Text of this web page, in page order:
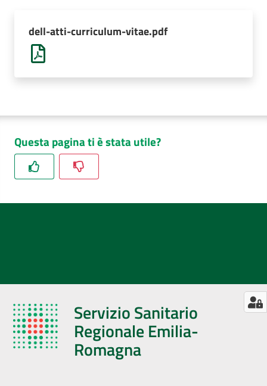
dell-atti-curriculum-vitae.pdf
Questa pagina ti è stata utile?
Servizio Sanitario
Regionale Emilia-
Romagna